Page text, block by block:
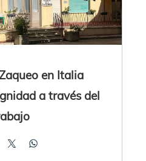
en Italia
a través del